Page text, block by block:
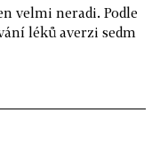
velmi neradi. Podle
léků averzi sedm